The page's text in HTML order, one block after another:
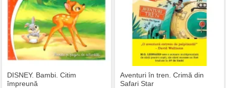
DISNEY. Bambi. Citim
împreună
Aventuri în tren. Crimă din
Safari Star